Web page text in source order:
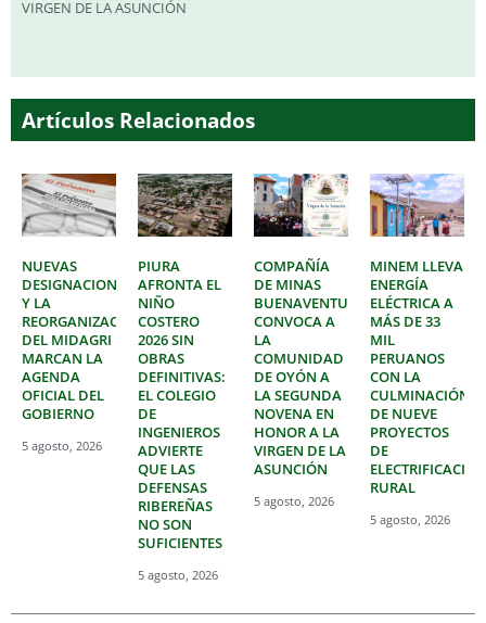
VIRGEN DE LA ASUNCIÓN
Artículos Relacionados
NUEVAS
DESIGNACIONES
Y LA
REORGANIZACIÓN
DEL MIDAGRI
MARCAN LA
AGENDA
OFICIAL DEL
GOBIERNO
5 agosto, 2026
PIURA
AFRONTA EL
NIÑO
COSTERO
2026 SIN
OBRAS
DEFINITIVAS:
EL COLEGIO
DE
INGENIEROS
ADVIERTE
QUE LAS
DEFENSAS
RIBEREÑAS
NO SON
SUFICIENTES
5 agosto, 2026
COMPAÑÍA
DE MINAS
BUENAVENTURA
CONVOCA A
LA
COMUNIDAD
DE OYÓN A
LA SEGUNDA
NOVENA EN
HONOR A LA
VIRGEN DE LA
ASUNCIÓN
5 agosto, 2026
MINEM LLEVA
ENERGÍA
ELÉCTRICA A
MÁS DE 33
MIL
PERUANOS
CON LA
CULMINACIÓN
DE NUEVE
PROYECTOS
DE
ELECTRIFICACIÓN
RURAL
5 agosto, 2026